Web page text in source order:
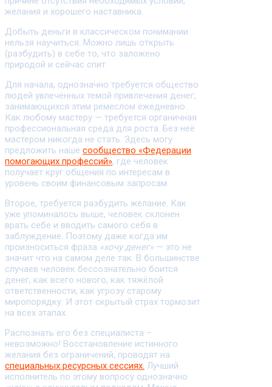
желания и хорошего наставника.
Добыть деньги в классическом понимании
нельзя научиться. Можно лишь открыть
(разбудить) в себе то, что заложено
природой и сейчас спит.
Для начала, однозначно требуется общество
людей увлечённых темой привлечения денег,
занимающихся этим ремеслом ежедневно.
Как любому мастеру — требуется органичная
профессиональная среда для роста. Без неё
мастером никогда не стать. Здесь могу
предложить наше сообщество «Федерации
помогающих профессий», где человек
получает круг общения по интересам в
уровень своим финансовым запросам.
Второе, требуется разбудить желание. Как
уже упоминалось выше, человек склонен
врать себе и вводить самого себя в
заблуждение. Поэтому даже когда им
произноситься фраза «хочу денег» — это не
значит что на самом деле так. В большинстве
случаев человек бессознательно боится
денег, как всего нового, как тяжёлой
ответственности, как угрозу старому
миропорядку. И этот скрытый страх тормозит
на всех этапах.
Распознать его без специалиста –
невозможно! Восстановление истинного
желания без ограничений, проводят на
специальных ресурсных сессиях. Лучший
исполнитель по этому вопросу однозначно